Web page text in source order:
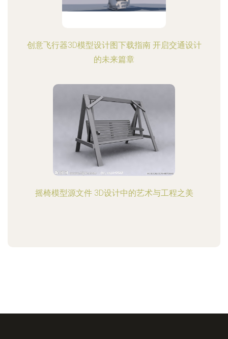
创意飞行器3D模型设计图下载指南 开启交通设计
的未来篇章
摇椅模型源文件 3D设计中的艺术与工程之美